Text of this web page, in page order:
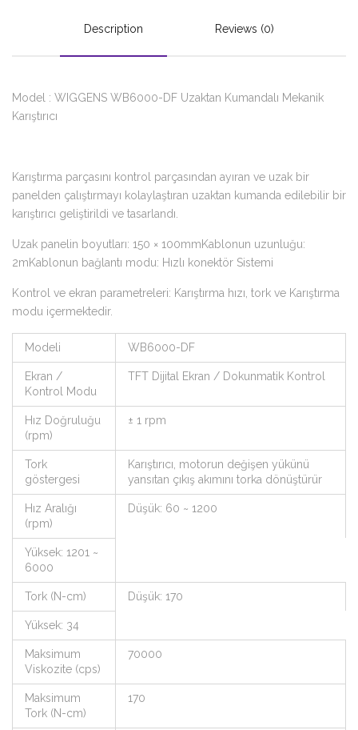
Description Reviews (0)
Model : WIGGENS WB6000-DF Uzaktan Kumandalı Mekanik
Karıştırıcı
Karıştırma parçasını kontrol parçasından ayıran ve uzak bir
panelden çalıştırmayı kolaylaştıran uzaktan kumanda edilebilir bir
karıştırıcı geliştirildi ve tasarlandı.
Uzak panelin boyutları: 150 × 100mmKablonun uzunluğu:
2mKablonun bağlantı modu: Hızlı konektör Sistemi
Kontrol ve ekran parametreleri: Karıştırma hızı, tork ve Karıştırma
modu içermektedir.
Modeli WB6000-DF
Ekran /
Kontrol Modu
TFT Dijital Ekran / Dokunmatik Kontrol
Hız Doğruluğu
(rpm)
± 1 rpm
Tork
göstergesi
Karıştırıcı, motorun değişen yükünü
yansıtan çıkış akımını torka dönüştürür
Hız Aralığı
(rpm)
Düşük: 60 ~ 1200
Yüksek: 1201 ~
6000
Tork (N-cm) Düşük: 170
Yüksek: 34
Maksimum
Viskozite (cps)
70000
Maksimum
Tork (N-cm)
170